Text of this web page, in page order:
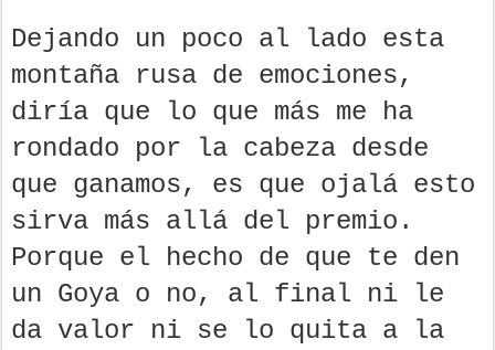
Dejando un poco al lado esta
montaña rusa de emociones,
diría que lo que más me ha
rondado por la cabeza desde
que ganamos, es que ojalá esto
sirva más allá del premio.
Porque el hecho de que te den
un Goya o no, al final ni le
da valor ni se lo quita a la